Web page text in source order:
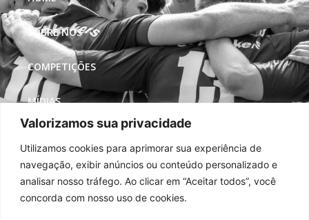
Valorizamos sua privacidade
Utilizamos cookies para aprimorar sua experiência de
navegação, exibir anúncios ou conteúdo personalizado e
analisar nosso tráfego. Ao clicar em “Aceitar todos”, você
concorda com nosso uso de cookies.
SOBRE NÓS
COMPETIÇÕES
MÍDIAS
REDES SOCIAIS